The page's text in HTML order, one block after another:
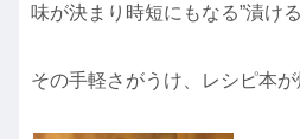
味が決まり時短にもなる”漬け
その手軽さがうけ、レシピ本が